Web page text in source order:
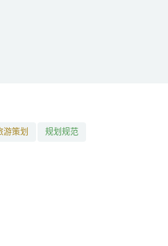
游策划 规划规范